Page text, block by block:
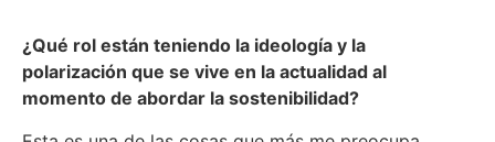
¿Qué rol están teniendo la ideología y la
polarización que se vive en la actualidad al
momento de abordar la sostenibilidad?